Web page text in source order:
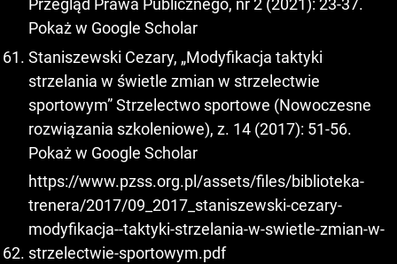
Przegląd Prawa Publicznego, nr 2 (2021): 23-37.
Pokaż w Google Scholar
Staniszewski Cezary, „Modyfikacja taktyki
strzelania w świetle zmian w strzelectwie
sportowym” Strzelectwo sportowe (Nowoczesne
rozwiązania szkoleniowe), z. 14 (2017): 51-56.
Pokaż w Google Scholar
https://www.pzss.org.pl/assets/files/biblioteka-
trenera/2017/09_2017_staniszewski-cezary-
modyfikacja--taktyki-strzelania-w-swietle-zmian-w-
strzelectwie-sportowym.pdf